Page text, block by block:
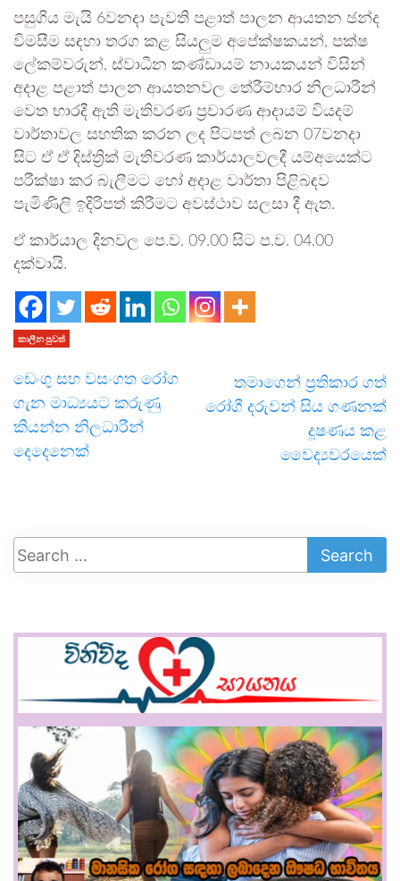
පසුගිය මැයි 6වනදා පැවති පළාත් පාලන ආයතන ඡන්ද
විමසීම සඳහා තරග කළ සියලුම අපේක්ෂකයන්, පක්ෂ
ලේකම්වරුන්, ස්වාධීන කණ්ඩායම් නායකයන් විසින්
අදාළ පළාත් පාලන ආයතනවල තේරීම්භාර නිලධාරීන්
වෙත භාරදී ඇති මැතිවරණ ප්‍රචාරණ ආදායම් වියදම්
වාර්තාවල සහතික කරන ලද පිටපත් ලබන 07වනදා
සිට ඒ ඒ දිස්ත්‍රික් මැතිවරණ කාර්යාලවලදී යම්අයෙක්ට
පරීක්ෂා කර බැලීමට හෝ අදාළ වාර්තා පිළිබඳව
පැමිණිලි ඉදිරිපත් කිරීමට අවස්ථාව සලසා දී ඇත.
ඒ කාර්යාල දිනවල පෙ.ව. 09.00 සිට ප.ව. 04.00
දක්වායි.
කාලීන පුවත්
ඩෙංගු සහ වසංගත රෝග
ගැන මාධ්‍යයට කරුණු
කියන්න නිලධාරීන්
දෙදෙනෙක්
තමාගෙන් ප්‍රතිකාර ගත්
රෝගී දරුවන් සිය ගණනක්
දූෂණය කළ
වෛද්‍යවරයෙක්